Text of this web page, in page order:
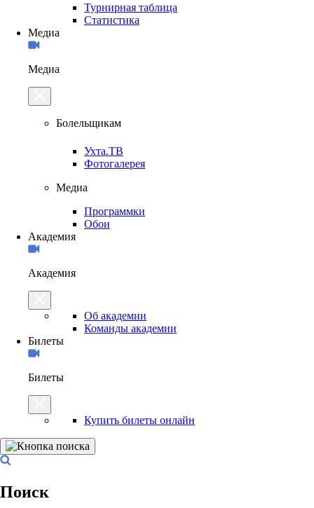
Турнирная таблица
Статистика
Медиа
Медиа
Болельщикам
Ухта.ТВ
Фотогалерея
Медиа
Программки
Обои
Академия
Академия
Об академии
Команды академии
Билеты
Билеты
Купить билеты онлайн
Поиск